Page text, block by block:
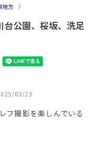
地方
台公園、桜坂、洗足
03/23
フ撮影を楽しんでいる